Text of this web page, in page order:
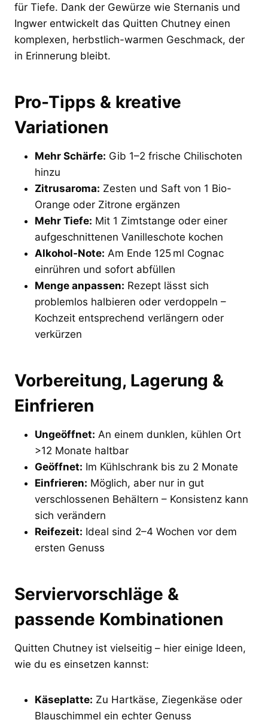
für Tiefe. Dank der Gewürze wie Sternanis und
Ingwer entwickelt das Quitten Chutney einen
komplexen, herbstlich-warmen Geschmack, der
in Erinnerung bleibt.
Pro-Tipps & kreative
Variationen
Mehr Schärfe: Gib 1–2 frische Chilischoten
hinzu
Zitrusaroma: Zesten und Saft von 1 Bio-
Orange oder Zitrone ergänzen
Mehr Tiefe: Mit 1 Zimtstange oder einer
aufgeschnittenen Vanilleschote kochen
Alkohol-Note: Am Ende 125 ml Cognac
einrühren und sofort abfüllen
Menge anpassen: Rezept lässt sich
problemlos halbieren oder verdoppeln –
Kochzeit entsprechend verlängern oder
verkürzen
Vorbereitung, Lagerung &
Einfrieren
Ungeöffnet: An einem dunklen, kühlen Ort
>12 Monate haltbar
Geöffnet: Im Kühlschrank bis zu 2 Monate
Einfrieren: Möglich, aber nur in gut
verschlossenen Behältern – Konsistenz kann
sich verändern
Reifezeit: Ideal sind 2–4 Wochen vor dem
ersten Genuss
Serviervorschläge &
passende Kombinationen
Quitten Chutney ist vielseitig – hier einige Ideen,
wie du es einsetzen kannst:
Käseplatte: Zu Hartkäse, Ziegenkäse oder
Blauschimmel ein echter Genuss